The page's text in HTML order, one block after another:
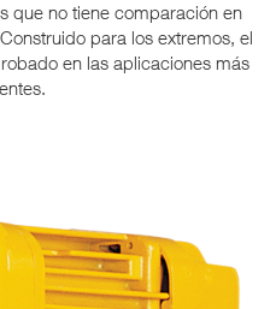
que no tiene comparación en
para los extremos, el
en las aplicaciones más